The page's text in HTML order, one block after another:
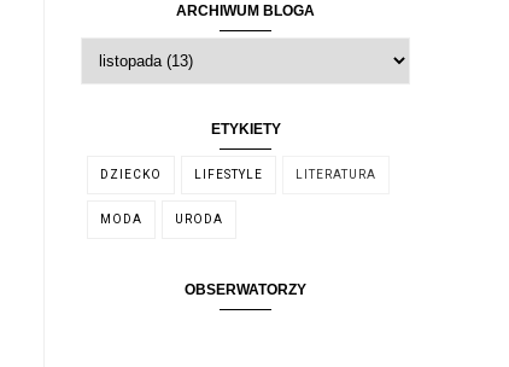
ARCHIWUM BLOGA
ETYKIETY
DZIECKO LIFESTYLE LITERATURA
MODA URODA
OBSERWATORZY